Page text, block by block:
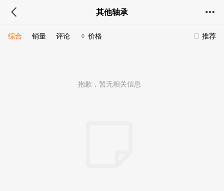
其他轴承
推荐
综合 销量 评论 价格
抱歉，暂无相关信息